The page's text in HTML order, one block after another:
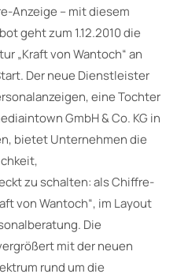
Anzeige – mit diesem
geht zum 1.12.2010 die
„Kraft von Wantoch“ an
Der neue Dienstleister
eine Tochter
GmbH & Co. KG in
bietet Unternehmen die
zu schalten: als Chiffre-
von Wantoch“, im Layout
Die
mit der neuen
rund um die